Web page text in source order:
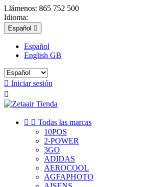
Llámenos: 865 752 500
Idioma:
Español 
Español
English GB
 Iniciar sesión

  Todas las marcas
10POS
2-POWER
3GO
ADIDAS
AEROCOOL
AGFAPHOTO